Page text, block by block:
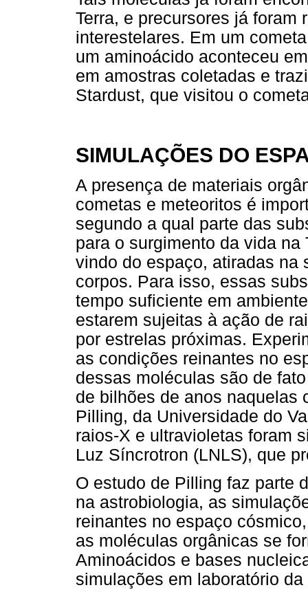
Terra, e precursores já foram
interestelares. Em um
um aminoácido aconteceu
em amostras coletadas e
Stardust, que visitou o
SIMULAÇÕES DO
A presença de materiais
cometas e meteoritos é
segundo a qual parte das
para o surgimento da vida na
vindo do espaço, atiradas na
corpos. Para isso, essas
tempo suficiente em
estarem sujeitas à ação de
por estrelas próximas.
as condições reinantes no
dessas moléculas são de
de bilhões de anos naquelas
Pilling, da Universidade do
raios-X e ultravioletas foram
Luz Síncrotron (LNLS), que
O estudo de Pilling faz parte
na astrobiologia, as
reinantes no espaço
as moléculas orgânicas se
Aminoácidos e bases
simulações em laboratório